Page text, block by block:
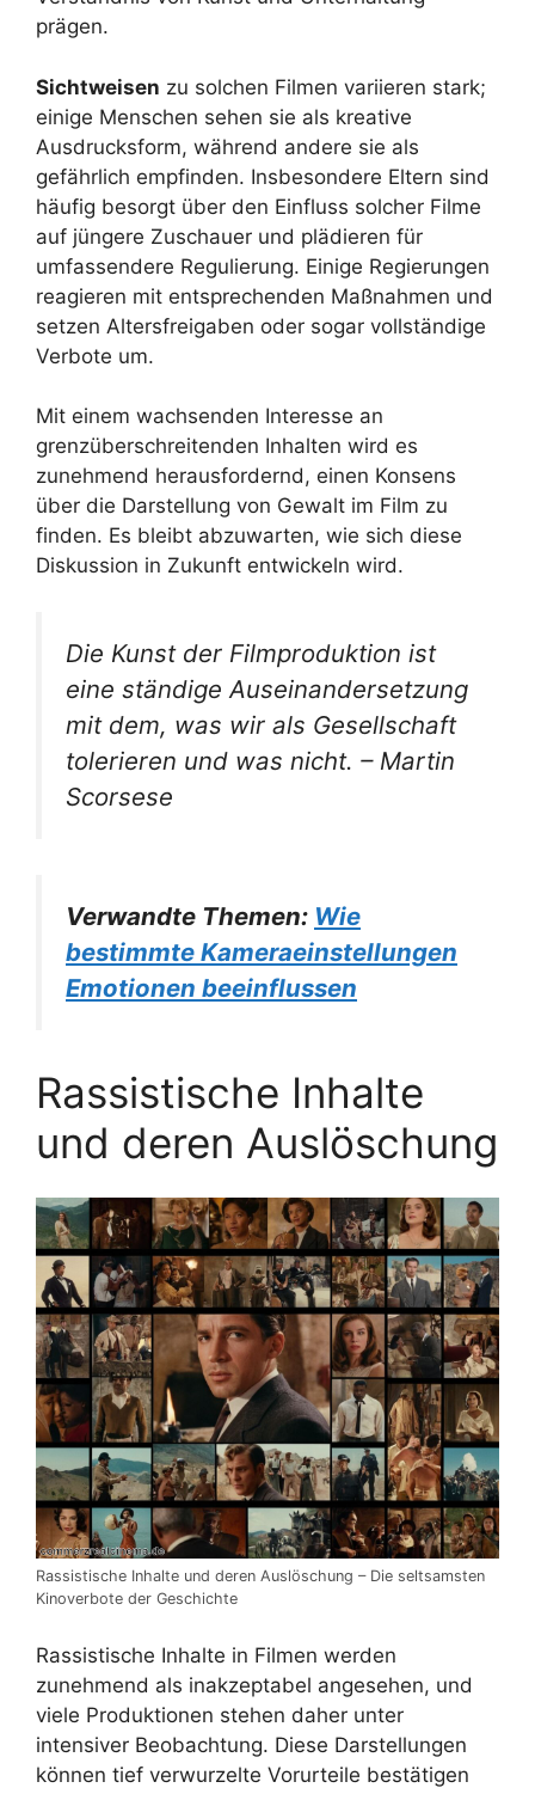
prägen.
Sichtweisen zu solchen Filmen variieren stark;
einige Menschen sehen sie als kreative
Ausdrucksform, während andere sie als
gefährlich empfinden. Insbesondere Eltern sind
häufig besorgt über den Einfluss solcher Filme
auf jüngere Zuschauer und plädieren für
umfassendere Regulierung. Einige Regierungen
reagieren mit entsprechenden Maßnahmen und
setzen Altersfreigaben oder sogar vollständige
Verbote um.
Mit einem wachsenden Interesse an
grenzüberschreitenden Inhalten wird es
zunehmend herausfordernd, einen Konsens
über die Darstellung von Gewalt im Film zu
finden. Es bleibt abzuwarten, wie sich diese
Diskussion in Zukunft entwickeln wird.
Die Kunst der Filmproduktion ist
eine ständige Auseinandersetzung
mit dem, was wir als Gesellschaft
tolerieren und was nicht. – Martin
Scorsese
Verwandte Themen: Wie
bestimmte Kameraeinstellungen
Emotionen beeinflussen
Rassistische Inhalte
und deren Auslöschung
Rassistische Inhalte und deren Auslöschung – Die seltsamsten
Kinoverbote der Geschichte
Rassistische Inhalte in Filmen werden
zunehmend als inakzeptabel angesehen, und
viele Produktionen stehen daher unter
intensiver Beobachtung. Diese Darstellungen
können tief verwurzelte Vorurteile bestätigen